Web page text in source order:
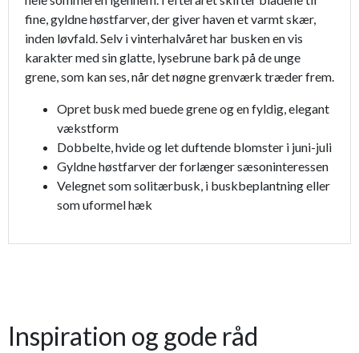
fine, gyldne høstfarver, der giver haven et varmt skær,
inden løvfald. Selv i vinterhalvåret har busken en vis
karakter med sin glatte, lysebrune bark på de unge
grene, som kan ses, når det nøgne grenværk træder frem.
Opret busk med buede grene og en fyldig, elegant
vækstform
Dobbelte, hvide og let duftende blomster i juni-juli
Gyldne høstfarver der forlænger sæsoninteressen
Velegnet som solitærbusk, i buskbeplantning eller
som uformel hæk
Inspiration og gode råd